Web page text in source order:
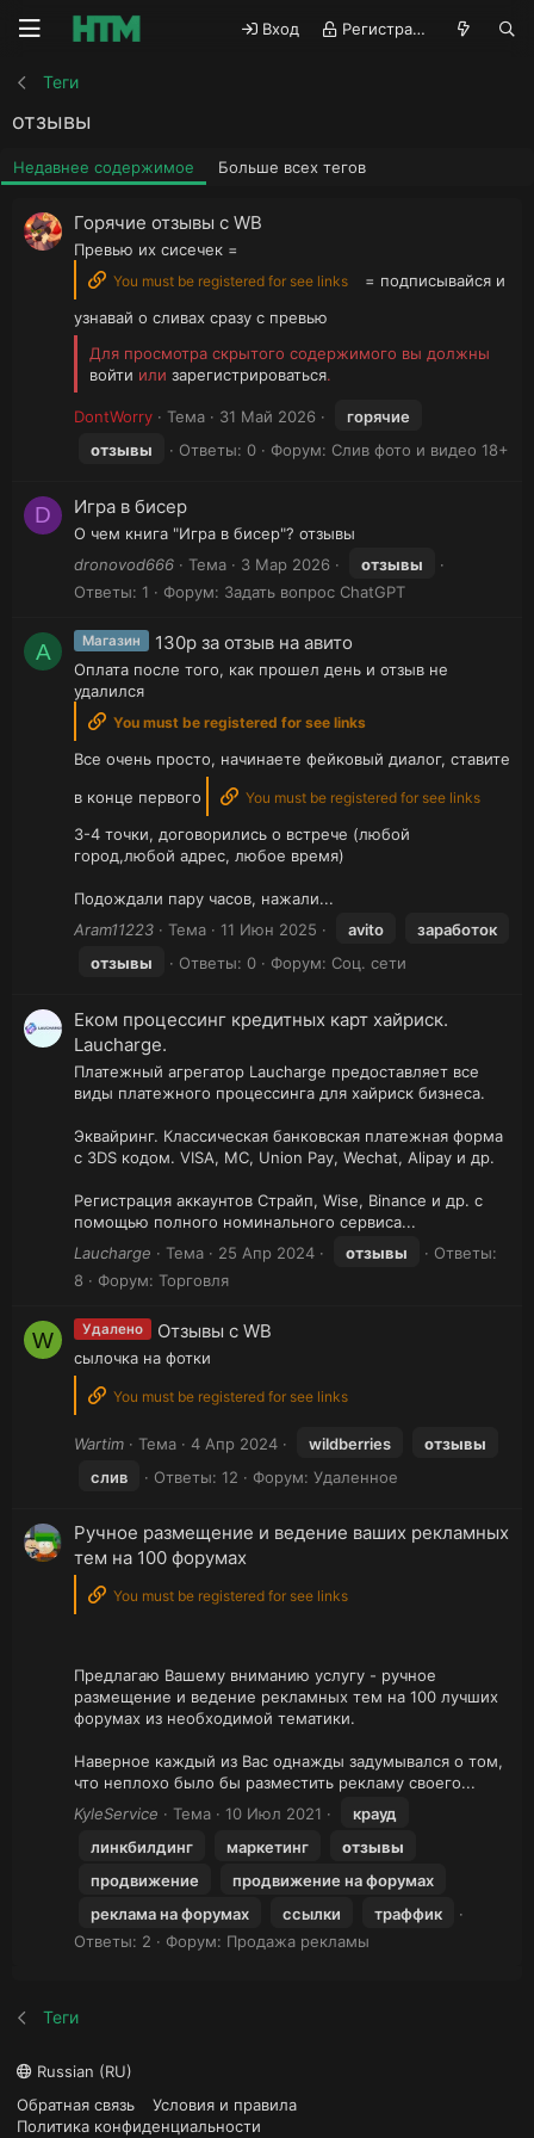
Вход Регистрация
Теги
отзывы
Недавнее содержимое Больше всех тегов
Горячие отзывы с WB
Превью их сисечек =
You must be registered for see links
= подписывайся и
узнавай о сливах сразу с превью
Для просмотра скрытого содержимого вы должны
войти или зарегистрироваться.
DontWorry Тема 31 Май 2026
горячие
отзывы
Ответы: 0 Форум: Слив фото и видео 18+
D Игра в бисер
О чем книга "Игра в бисер"? отзывы
dronovod666
Тема 3 Мар 2026
отзывы
Ответы: 1
Форум: Задать вопрос ChatGPT
A Магазин 130р за отзыв на авито
Оплата после того, как прошел день и отзыв не
удалился
You must be registered for see links
Все очень просто, начинаете фейковый диалог, ставите
в конце первого
You must be registered for see links
3-4 точки, договорились о встрече (любой
город,любой адрес, любое время)
Подождали пару часов, нажали...
Aram11223
Тема 11 Июн 2025 avito
заработок
отзывы
Ответы: 0 Форум: Соц. сети
Еком процессинг кредитных карт хайриск.
Laucharge.
Платежный агрегатор Laucharge предоставляет все
виды платежного процессинга для хайриск бизнеса.
Эквайринг. Классическая банковская платежная форма
с 3DS кодом. VISA, MC, Union Pay, Wechat, Alipay и др.
Регистрация аккаунтов Страйп, Wise, Binance и др. с
помощью полного номинального сервиса...
Laucharge
Тема 25 Апр 2024 отзывы
Ответы:
8
Форум: Торговля
W Удалено Отзывы с WB
сылочка на фотки
You must be registered for see links
Wartim Тема 4 Апр 2024 wildberries
отзывы
слив
Ответы: 12 Форум: Удаленное
Ручное размещение и ведение ваших рекламных
тем на 100 форумах
You must be registered for see links
Предлагаю Вашему вниманию услугу - ручное
размещение и ведение рекламных тем на 100 лучших
форумах из необходимой тематики.
Наверное каждый из Вас однажды задумывался о том,
что неплохо было бы разместить рекламу своего...
KyleService
Тема 10 Июл 2021
крауд
линкбилдинг
маркетинг
отзывы
продвижение
продвижение на форумах
реклама на форумах
ссылки
траффик
Ответы: 2
Форум: Продажа рекламы
Теги
Russian (RU)
Обратная связь
Условия и правила
Политика конфиденциальности